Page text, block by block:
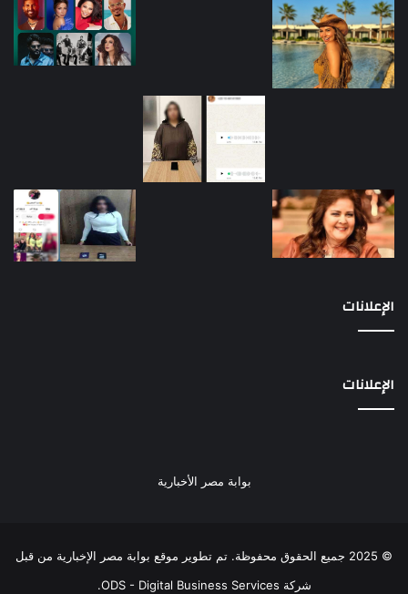
الإعلانات
الإعلانات
بوابة مصر الأخبارية
© 2025 جميع الحقوق محفوظة. تم تطوير موقع بوابة مصر الإخبارية من قبل
شركة ODS - Digital Business Services
.